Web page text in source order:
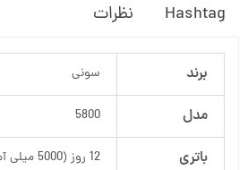
Hashtag
نظرات
برند سونی
مدل 5800
باتری 12 روز (5000 میلی آمپر)